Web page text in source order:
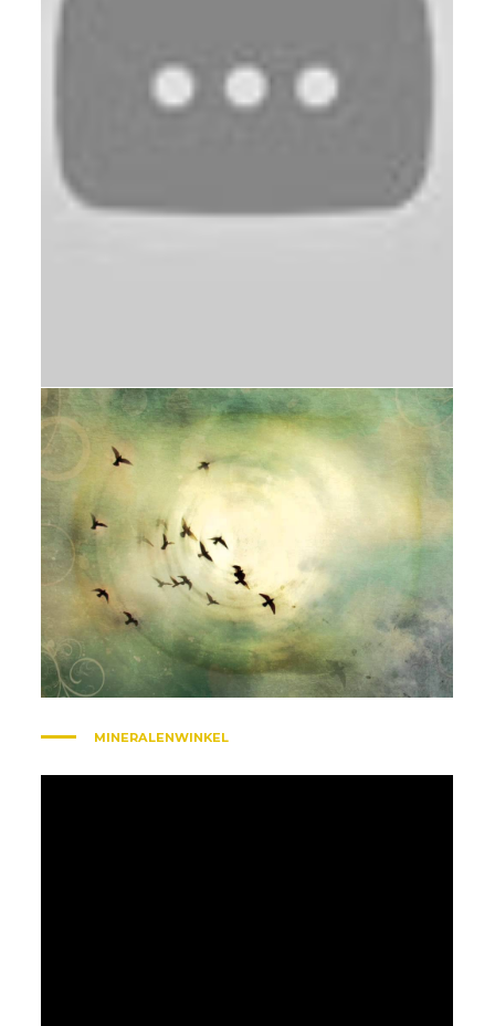
MINERALENWINKEL